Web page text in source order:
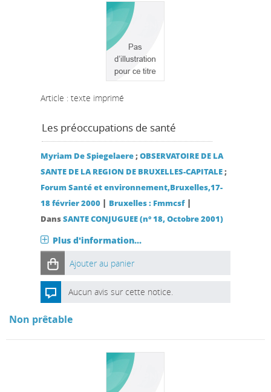
Article : texte imprimé
Les préoccupations de santé
Myriam De Spiegelaere;OBSERVATOIRE DE LA
SANTE DE LA REGION DE BRUXELLES-CAPITALE;
Forum Santé et environnement,Bruxelles,17-
18 février 2000 | Bruxelles : Fmmcsf|
DansSANTE CONJUGUEE (n° 18, Octobre 2001)
Plus d'information...
Ajouter au panier
Aucun avis sur cette notice.
Non prêtable